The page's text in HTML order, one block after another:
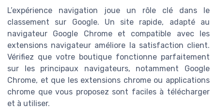
L’expérience navigation joue un rôle clé dans le
classement sur Google. Un site rapide, adapté au
navigateur Google Chrome et compatible avec les
extensions navigateur améliore la satisfaction client.
Vérifiez que votre boutique fonctionne parfaitement
sur les principaux navigateurs, notamment Google
Chrome, et que les extensions chrome ou applications
chrome que vous proposez sont faciles à télécharger
et à utiliser.